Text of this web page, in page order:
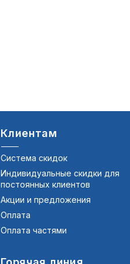
Клиентам
Система скидок
Индивидуальные скидки для
постоянных клиентов
Акции и предложения
Оплата
Оплата частями